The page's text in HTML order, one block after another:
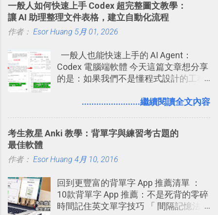
技！最想要的強大 Trello 客製化範例教
學 2016/11 新增： [時間技客-7] 重要緊
急時間管理四象限在 Trello 活用與範本
用 Trello？ 8個專案排程協作重點技巧
2017/6 新增： 如何用 Trello 規劃自助
旅行？我的 Trello 行程計畫使用技巧教
卡片不再落落長？專案管理的5個關鍵
子彈筆記？我的 Trello GTD 方法範例看
板分享
時帶來好心情，二方面事後就是最好的
旅遊回憶之一。 自訂地圖還能跟朋友共
享合作，讓彼此都能在手機上查看這次
置。不過有一項很實用的設定是新增
的， 那就是可以 事先審查 朋友「標籤
你」的內容，決定要不要讓其他朋友看
標籤在他的訊息中，或是想把你標籤在
相片圖片裡，現在你都多了一個「事先
審查」的機制，可以決定這些你被標籤
鴉牆上，從而禁止可能的祕密被你其他
一般人如何快速上手 Codex 超完整圖文教學：
讓 AI 助理整理文件表格，建立自動化流程
作者： Esor Huang 5月 01, 2026
一般人也能快速上手的 AI Agent：
Codex 電腦端軟體 今天這篇文章想分享
的是：如果我們不是懂程式設計的工程
（ChatGPT） 的 Codex 工具？ 如何用
打造一個更自動化的電腦工作流程。
........................繼續閱讀全文內容
考生救星 Anki 教學：背單字與練習考古題的
最佳軟體
作者： Esor Huang 4月 10, 2016
回到更豐富的背單字 App 推薦清單 ：
10款背單字 App 推薦：不是死背的零碎
時間記住英文單字技巧 「 間隔記憶法